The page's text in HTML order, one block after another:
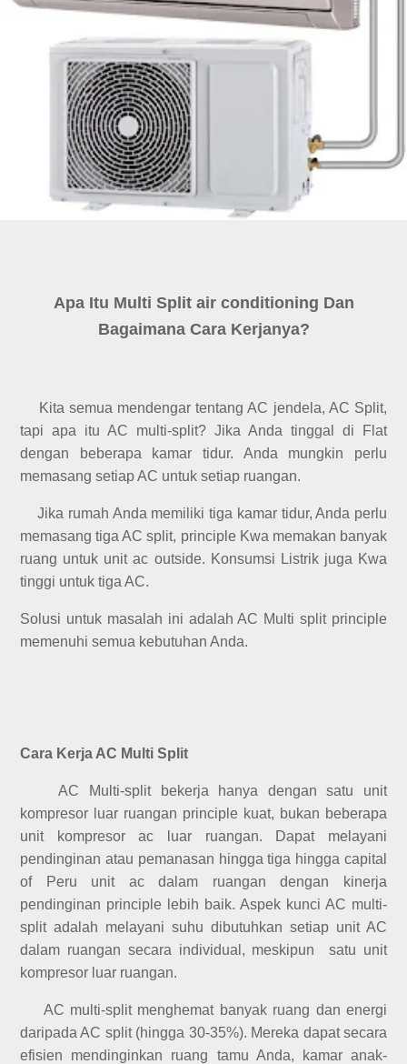
Apa Itu Multi Split air conditioning Dan
Bagaimana Cara Kerjanya?
Kita semua mendengar tentang AC jendela, AC Split,
tapi apa itu AC multi-split? Jika Anda tinggal di Flat
dengan beberapa kamar tidur. Anda mungkin perlu
memasang setiap AC untuk setiap ruangan.
Jika rumah Anda memiliki tiga kamar tidur, Anda perlu
memasang tiga AC split, principle Kwa memakan banyak
ruang untuk unit ac outside. Konsumsi Listrik juga Kwa
tinggi untuk tiga AC.
Solusi untuk masalah ini adalah AC Multi split principle
memenuhi semua kebutuhan Anda.
Cara Kerja AC Multi Split
AC Multi-split bekerja hanya dengan satu unit
kompresor luar ruangan principle kuat, bukan beberapa
unit kompresor ac luar ruangan. Dapat melayani
pendinginan atau pemanasan hingga tiga hingga capital
of Peru unit ac dalam ruangan dengan kinerja
pendinginan principle lebih baik. Aspek kunci AC multi-
split adalah melayani suhu dibutuhkan setiap unit AC
dalam ruangan secara individual, meskipun satu unit
kompresor luar ruangan.
AC multi-split menghemat banyak ruang dan energi
daripada AC split (hingga 30-35%). Mereka dapat secara
efisien mendinginkan ruang tamu Anda, kamar anak-